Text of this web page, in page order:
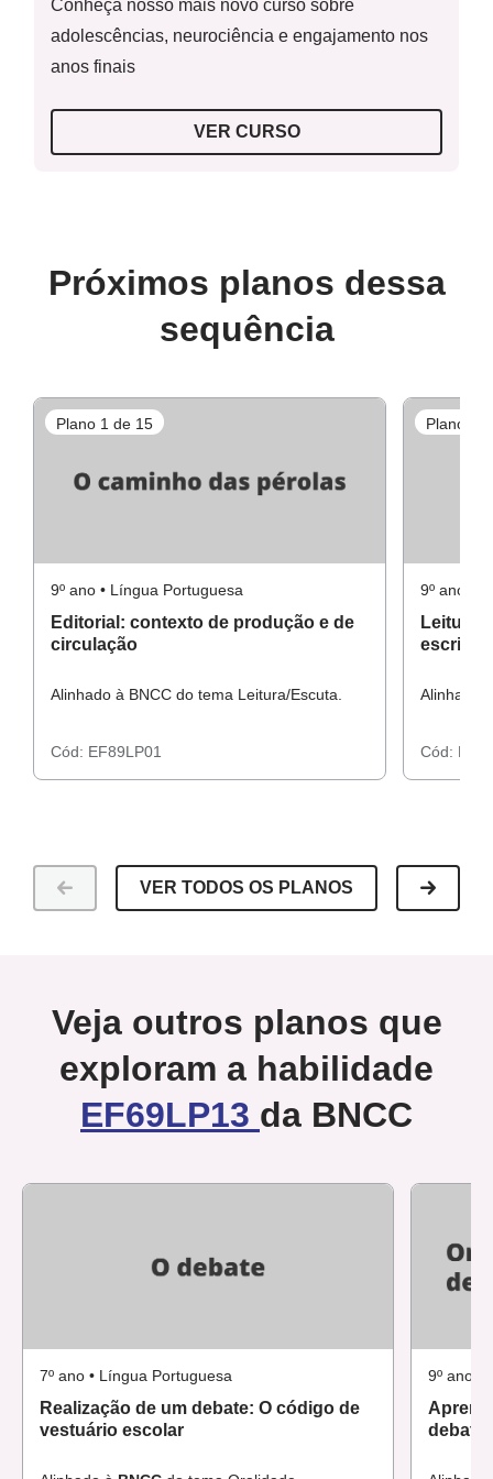
Conheça nosso mais novo curso sobre
adolescências, neurociência e engajamento nos
anos finais
VER CURSO
Próximos planos dessa
sequência
Plano 1 de 15
9º ano • Língua Portuguesa
Editorial: contexto de produção e de
circulação
Alinhado à BNCC do tema Leitura/Escuta.
Cód: EF89LP01
Plano 2
9º ano •
Leitura
escrito
Alinhado
Cód:
VER TODOS OS PLANOS
Veja outros planos que
exploram a habilidade
EF69LP13 da BNCC
7º ano • Língua Portuguesa
Realização de um debate: O código de
vestuário escolar
9º ano •
debate